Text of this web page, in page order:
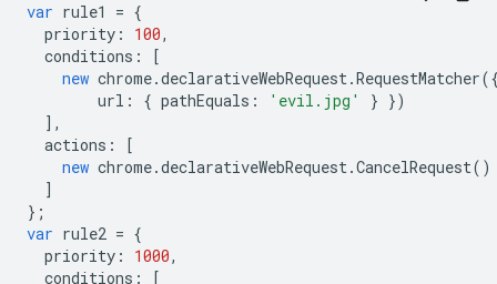
var rule1 = {
priority : 100,
conditions :
[
new chrome.declarativeWebRequest.RequestMatcher
url : { pathEquals : 'evil.jpg' } })
],
actions :
[
new chrome.declarativeWebRequest.CancelRequest()
]
};
var rule2 = {
priority : 1000,
conditions :
[